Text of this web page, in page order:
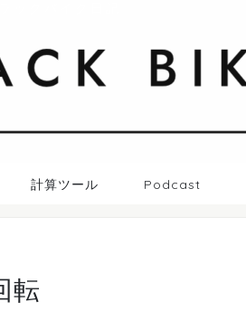
計算ツール Podcast
転